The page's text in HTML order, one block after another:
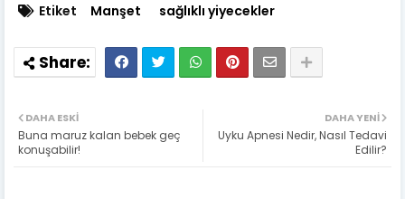
Etiket Manşet sağlıklı yiyecekler
DAHA YENI
Uyku Apnesi Nedir, Nasıl Tedavi
Edilir?
DAHA ESKI
Buna maruz kalan bebek geç
konuşabilir!